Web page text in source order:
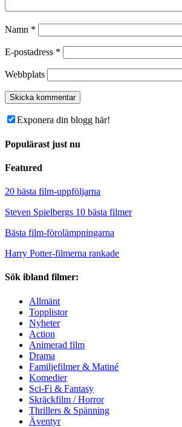
Namn *
E-postadress *
Webbplats
Exponera din blogg här!
Populärast just nu
Featured
20 bästa film-uppföljarna
Steven Spielbergs 10 bästa filmer
Bästa film-förolämpningarna
Harry Potter-filmerna rankade
Sök ibland filmer:
Allmänt
Topplistor
Nyheter
Action
Animerad film
Drama
Familjefilmer & Matiné
Komedier
Sci-Fi & Fantasy
Skräckfilm / Horror
Thrillers & Spänning
Äventyr